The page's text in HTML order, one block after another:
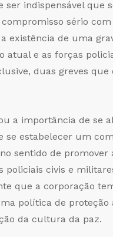
ser indispensável que
sério com
existência de uma
atual e as forças
duas greves que
a importância de se
se estabelecer um
sentido de promover
policiais civis e
que a corporação
política de proteção
da cultura da paz.